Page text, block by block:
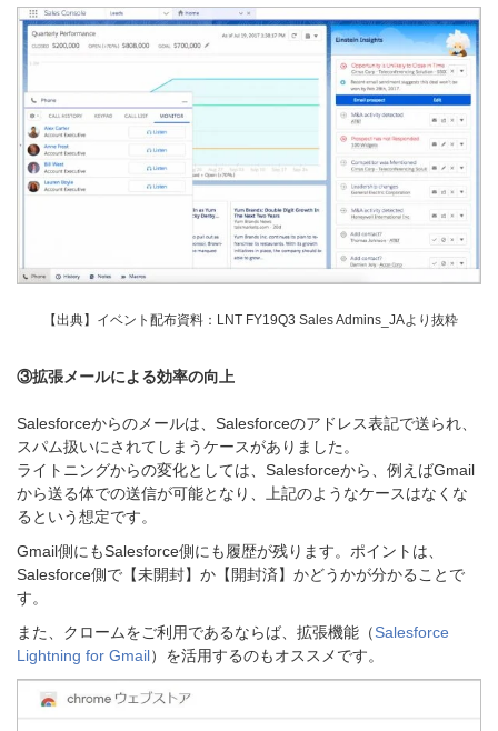
【出典】イベント配布資料：LNT FY19Q3 Sales Admins_JAより抜粋
③拡張メールによる効率の向上
Salesforceからのメールは、Salesforceのアドレス表記で送られ、
スパム扱いにされてしまうケースがありました。
ライトニングからの変化としては、Salesforceから、例えばGmail
から送る体での送信が可能となり、上記のようなケースはなくな
るという想定です。
Gmail側にもSalesforce側にも履歴が残ります。 ポイントは、
Salesforce側で【未開封】か【開封済】かどうかが分かることで
す。
また、クロームをご利用であるならば、拡張機能（Salesforce
Lightning for Gmail）を活用するのもオススメです。